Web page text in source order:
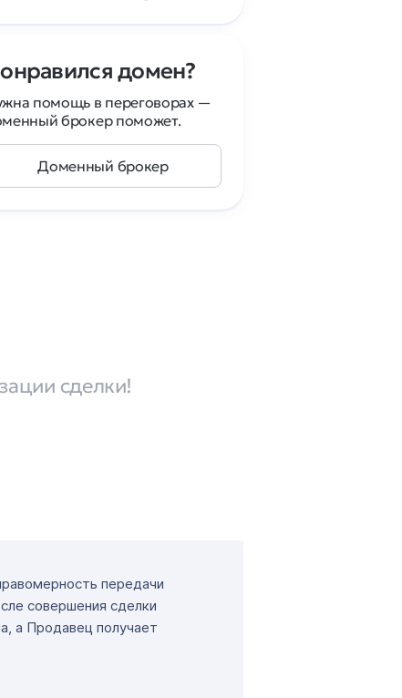
домен?
помощь в переговорах —
брокер поможет.
Доменный брокер
сделки!
передачи
совершения сделки
а Продавец получает